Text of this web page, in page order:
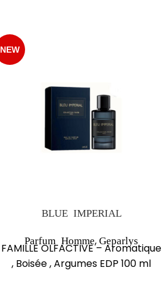
NEW
BLUE IMPERIAL
Parfum Homme,Geparlys
FAMILLE OLFACTIVE – Aromatique
, Boisée , Argumes EDP 100 ml